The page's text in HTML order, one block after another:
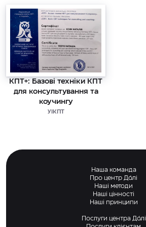
КПТ+: Базові техніки КПТ
для консультування та
коучингу
УІКПТ
Наша команда
Про центр Дáлі
Наші методи
Наші цінності
Наші принципи
Послуги центра Дáлі